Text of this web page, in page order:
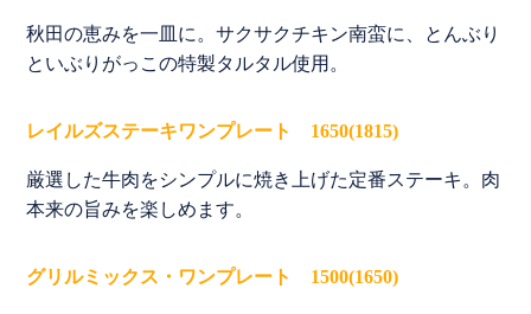
秋田の恵みを一皿に。サクサクチキン南蛮に、とんぶり
といぶりがっこの特製タルタル使用。
レイルズステーキワンプレート 1650(1815)
厳選した牛肉をシンプルに焼き上げた定番ステーキ。肉
本来の旨みを楽しめます。
グリルミックス・ワンプレート 1500(1650)